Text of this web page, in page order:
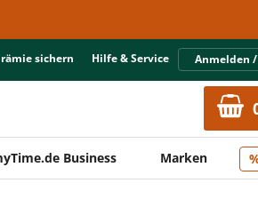
sichern Hilfe & Service Anmelden
Business Marken